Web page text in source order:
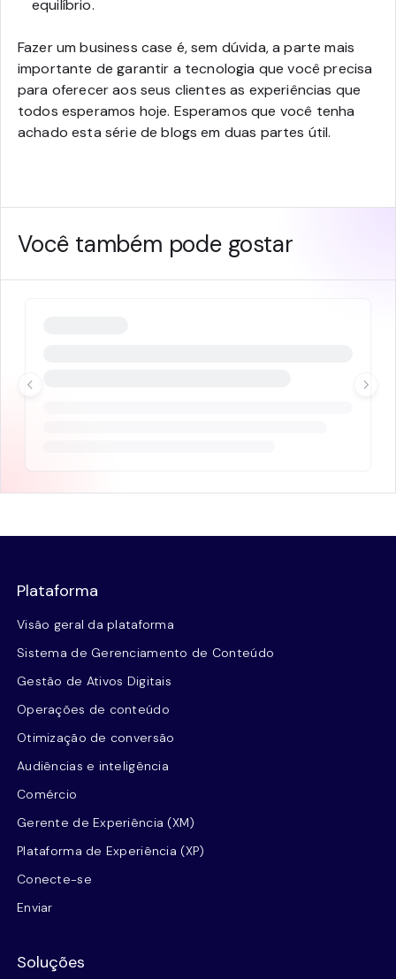
equilíbrio.
Fazer um business case é, sem dúvida, a parte mais
importante de garantir a tecnologia que você precisa
para oferecer aos seus clientes as experiências que
todos esperamos hoje. Esperamos que você tenha
achado esta série de blogs em duas partes útil.
Você também pode gostar
Plataforma
Visão geral da plataforma
Sistema de Gerenciamento de Conteúdo
Gestão de Ativos Digitais
Operações de conteúdo
Otimização de conversão
Audiências e inteligência
Comércio
Gerente de Experiência (XM)
Plataforma de Experiência (XP)
Conecte-se
Enviar
Soluções